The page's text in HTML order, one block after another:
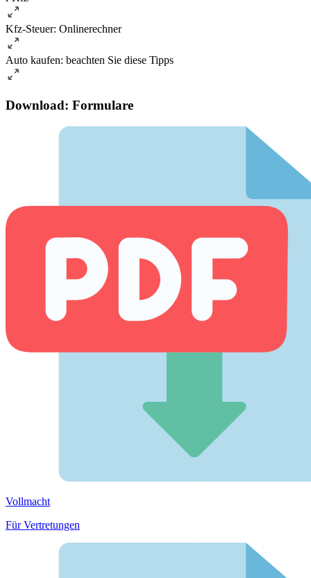
Kfz-Steuer: Onlinerechner
Auto kaufen: beachten Sie diese Tipps
Download: Formulare
Vollmacht
Für Vertretungen